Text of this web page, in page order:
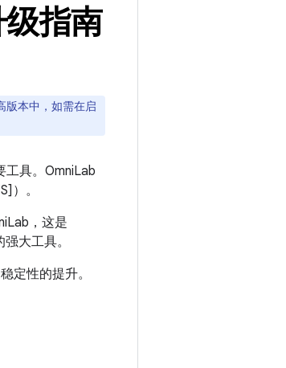
指南
本中，如需在启
工具。OmniLab
）。
，这是
大工具。
定性的提升。